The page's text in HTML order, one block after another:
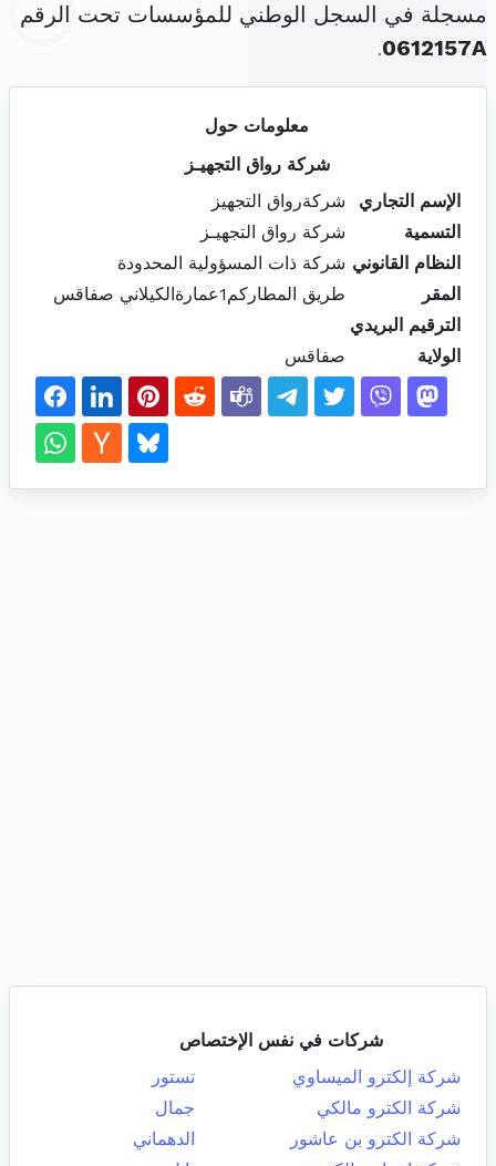
مسجلة في السجل الوطني للمؤسسات تحت الرقم
0612157A
.
معلومات حول
شركة رواق التجهيـز
الإسم التجاري
شركةرواق التجهيز
التسمية
شركة رواق التجهيـز
النظام القانوني شركة ذات المسؤولية المحدودة
المقر
طريق المطاركم1عمارةالكيلاني صفاقس
الترقيم البريدي
الولاية
صفاقس
شركات في نفس الإختصاص
شركة إلكترو الميساوي
تستور
شركة الكترو مالكي
جمال
شركة الكترو بن عاشور
الدهماني